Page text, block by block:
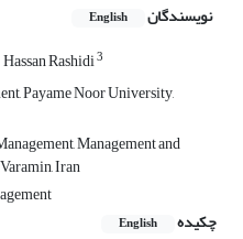
نویسندگان English
Hassan Rashidi3
Payame Noor University,
Management and
Iran
چکیده
English